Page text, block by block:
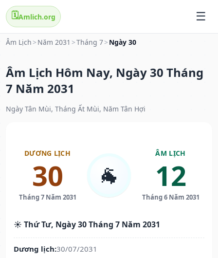
🗓️Amlich.org
Âm Lịch > Năm 2031 >Tháng 7> Ngày 30
Âm Lịch Hôm Nay, Ngày 30 Tháng
7 Năm 2031
Ngày Tân Mùi, Tháng Ất Mùi, Năm Tân Hợi
DƯƠNG LỊCH
30
Tháng 7 Năm 2031
🐐
ÂM LỊCH
12
Tháng 6 Năm 2031
☀️ Thứ Tư, Ngày 30 Tháng 7 Năm 2031
Dương lịch:30/07/2031